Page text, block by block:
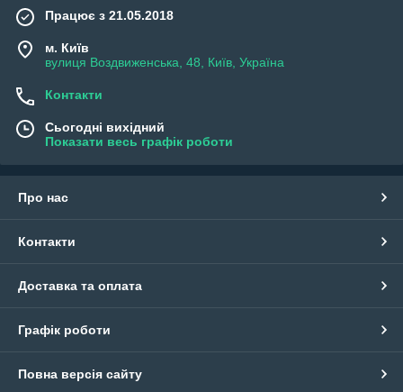
Працює з 21.05.2018
м. Київ
вулиця Воздвиженська, 48, Київ, Україна
Контакти
Сьогодні вихідний
Показати весь графік роботи
Про нас
Контакти
Доставка та оплата
Графік роботи
Повна версія сайту